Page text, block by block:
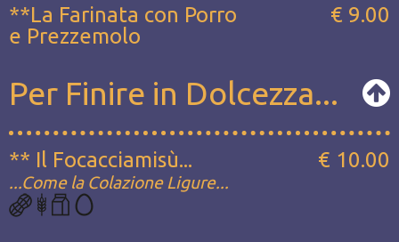
**La Farinata con Porro
e Prezzemolo
€ 9.00
Per Finire in Dolcezza...
** Il Focacciamisù...
...Come la Colazione Ligure...
€ 10.00